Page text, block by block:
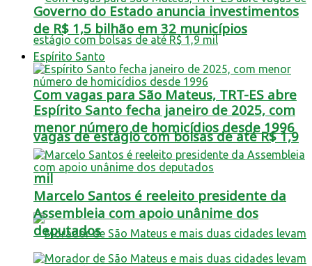
Com vagas para São Mateus, TRT-ES abre
vagas de estágio com bolsas de até R$ 1,9
mil
Governo do Estado anuncia investimentos
de R$ 1,5 bilhão em 32 municípios
Espírito Santo
Espírito Santo fecha janeiro de 2025, com
menor número de homicídios desde 1996
Marcelo Santos é reeleito presidente da
Assembleia com apoio unânime dos
deputados